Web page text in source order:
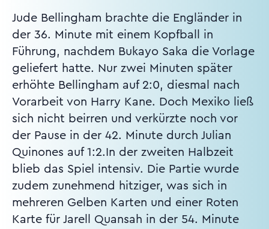
Jude Bellingham brachte die Engländer in
der 36. Minute mit einem Kopfball in
Führung, nachdem Bukayo Saka die Vorlage
geliefert hatte. Nur zwei Minuten später
erhöhte Bellingham auf 2:0, diesmal nach
Vorarbeit von Harry Kane. Doch Mexiko ließ
sich nicht beirren und verkürzte noch vor
der Pause in der 42. Minute durch Julian
Quinones auf 1:2.In der zweiten Halbzeit
blieb das Spiel intensiv. Die Partie wurde
zudem zunehmend hitziger, was sich in
mehreren Gelben Karten und einer Roten
Karte für Jarell Quansah in der 54. Minute